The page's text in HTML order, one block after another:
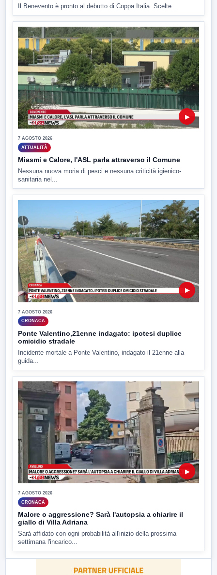
Il Benevento è pronto al debutto di Coppa Italia. Scelte...
▶
7 AGOSTO 2026
ATTUALITÀ
Miasmi e Calore, l'ASL parla attraverso il Comune
Nessuna nuova moria di pesci e nessuna criticità igienico-
sanitaria nel...
▶
7 AGOSTO 2026
CRONACA
Ponte Valentino,21enne indagato: ipotesi duplice
omicidio stradale
Incidente mortale a Ponte Valentino, indagato il 21enne alla
guida...
▶
7 AGOSTO 2026
CRONACA
Malore o aggressione? Sarà l'autopsia a chiarire il
giallo di Villa Adriana
Sarà affidato con ogni probabilità all'inizio della prossima
settimana l'incarico...